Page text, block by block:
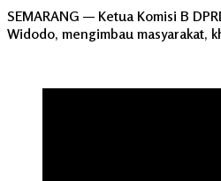
SEMARANG — Ketua Komisi B
Widodo, mengimbau masyarakat,